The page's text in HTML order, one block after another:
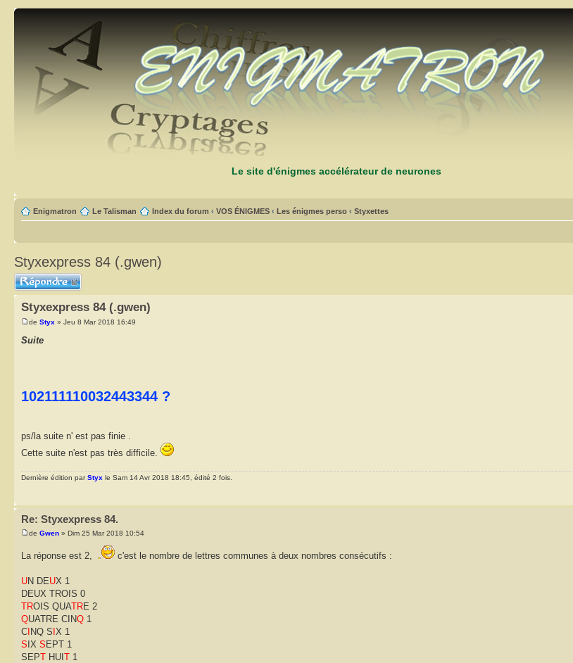
Le site d'énigmes accélérateur de neurones
Enigmatron Le Talisman Index du forum ‹ VOS ÉNIGMES ‹ Les énigmes perso ‹ Styxettes
Styxexpress 84 (.gwen)
Répondre
Styxexpress 84 (.gwen)
de Styx » Jeu 8 Mar 2018 16:49
Suite
102111110032443344 ?
ps/la suite n' est pas finie .
Cette suite n'est pas très difficile.
Dernière édition parStyx le Sam 14 Avr 2018 18:45, édité 2 fois.
Re: Styxexpress 84.
de Gwen » Dim 25 Mar 2018 10:54
La réponse est 2, c'est le nombre de lettres communes à deux nombres consécutifs :
UN DEUX 1
DEUX TROIS 0
TROIS QUATRE 2
QUATRE CINQ 1
CINQ SIX 1
SIX SEPT 1
SEPT HUIT 1